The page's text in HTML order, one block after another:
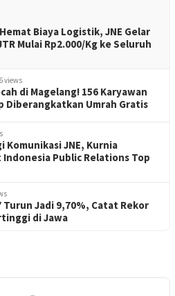
Biaya Logistik, JNE Gelar
Mulai Rp2.000/Kg ke Seluruh
views
di Magelang! 156 Karyawan
Diberangkatkan Umrah Gratis
Komunikasi JNE, Kurnia
Indonesia Public Relations Top
Turun Jadi 9,70%, Catat Rekor
di Jawa